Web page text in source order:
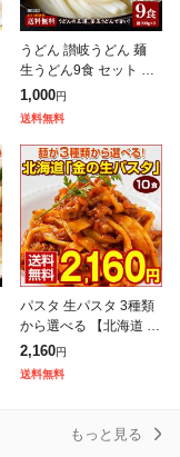
うどん 讃岐うどん 麺
生うどん9食 セット 送
料無料(300g(3食)×3袋)
普通麺 麺のみ [メール
1,000円
送料無料
パスタ 生パスタ 3種類
から選べる 【北海道 金
の.生パスタ10食/180g×
5袋. 】【DS02】 糖質
2,160円
送料無料
もっと見る